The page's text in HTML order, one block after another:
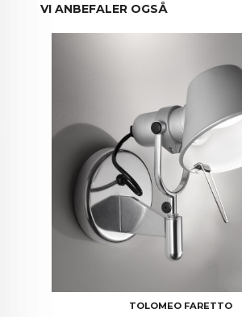
VI ANBEFALER OGSÅ
TOLOMEO FARETTO